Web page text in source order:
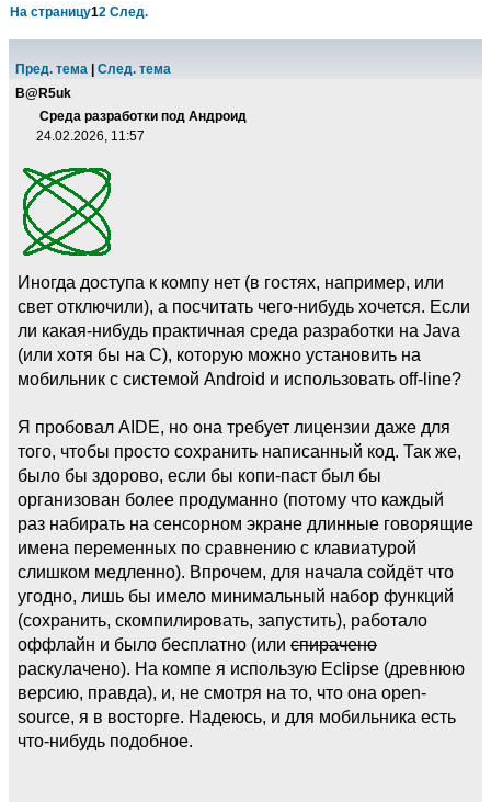
На страницу12 След.
Пред. тема
След. тема
B@R5uk
Среда разработки под Андроид
24.02.2026, 11:57
Иногда доступа к компу нет (в гостях, например, или
свет отключили), а посчитать чего-нибудь хочется. Если
ли какая-нибудь практичная среда разработки на Java
(или хотя бы на C), которую можно установить на
мобильник с системой Android и использовать off-line?
Я пробовал AIDE, но она требует лицензии даже для
того, чтобы просто сохранить написанный код. Так же,
было бы здорово, если бы копи-паст был бы
организован более продуманно (потому что каждый
раз набирать на сенсорном экране длинные говорящие
имена переменных по сравнению с клавиатурой
слишком медленно). Впрочем, для начала сойдёт что
угодно, лишь бы имело минимальный набор функций
(сохранить, скомпилировать, запустить), работало
оффлайн и было бесплатно (или спирачено
раскулачено). На компе я использую Eclipse (древнюю
версию, правда), и, не смотря на то, что она open-
source, я в восторге. Надеюсь, и для мобильника есть
что-нибудь подобное.